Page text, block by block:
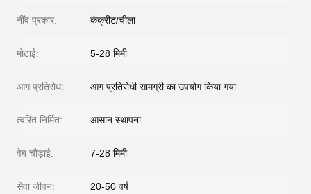
नींव प्रकार: कंक्रीट/चीला
मोटाई: 5-28 मिमी
आग प्रतिरोध: आग प्रतिरोधी सामग्री का उपयोग किया गया
त्वरित निर्मित: आसान स्थापना
वेब चौड़ाई: 7-28 मिमी
सेवा जीवन: 20-50 वर्ष